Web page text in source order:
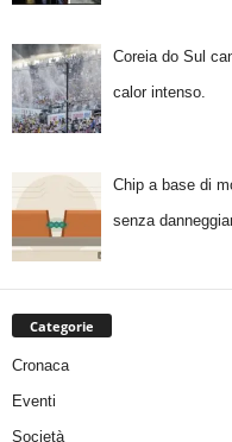
Coreia do Sul
calor intenso.
Chip a base di
senza
Categorie
Cronaca
Eventi
Società